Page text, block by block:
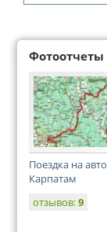
Фотоотчеты
Поездка на
Карпатам
отзывов:9